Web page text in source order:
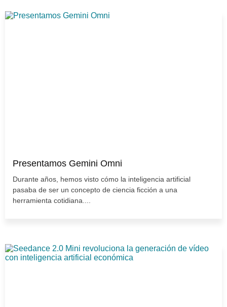
Presentamos Gemini Omni
Durante años, hemos visto cómo la inteligencia artificial
pasaba de ser un concepto de ciencia ficción a una
herramienta cotidiana....